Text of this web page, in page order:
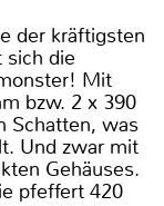
der kräftigsten
sich die
Mit
bzw. 2 x 390
Schatten, was
Und zwar mit
Gehäuses.
pfeffert 420